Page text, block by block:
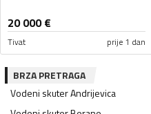
20 000€
Tivat prije 1 dan
BRZA PRETRAGA
Vodeni skuterAndrijevica